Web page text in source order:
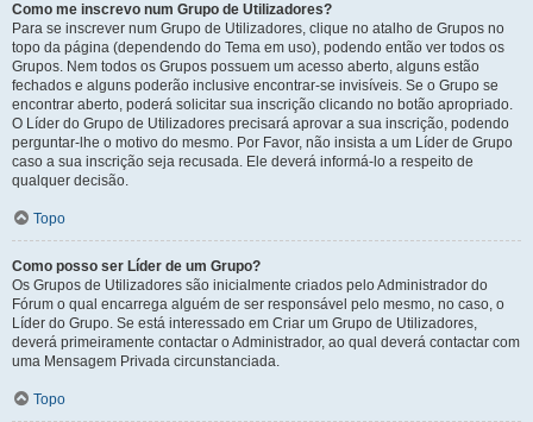
Como me inscrevo num Grupo de Utilizadores?
Para se inscrever num Grupo de Utilizadores, clique no atalho de Grupos no
topo da página (dependendo do Tema em uso), podendo então ver todos os
Grupos. Nem todos os Grupos possuem um acesso aberto, alguns estão
fechados e alguns poderão inclusive encontrar-se invisíveis. Se o Grupo se
encontrar aberto, poderá solicitar sua inscrição clicando no botão apropriado.
O Líder do Grupo de Utilizadores precisará aprovar a sua inscrição, podendo
perguntar-lhe o motivo do mesmo. Por Favor, não insista a um Líder de Grupo
caso a sua inscrição seja recusada. Ele deverá informá-lo a respeito de
qualquer decisão.
Topo
Como posso ser Líder de um Grupo?
Os Grupos de Utilizadores são inicialmente criados pelo Administrador do
Fórum o qual encarrega alguém de ser responsável pelo mesmo, no caso, o
Líder do Grupo. Se está interessado em Criar um Grupo de Utilizadores,
deverá primeiramente contactar o Administrador, ao qual deverá contactar com
uma Mensagem Privada circunstanciada.
Topo